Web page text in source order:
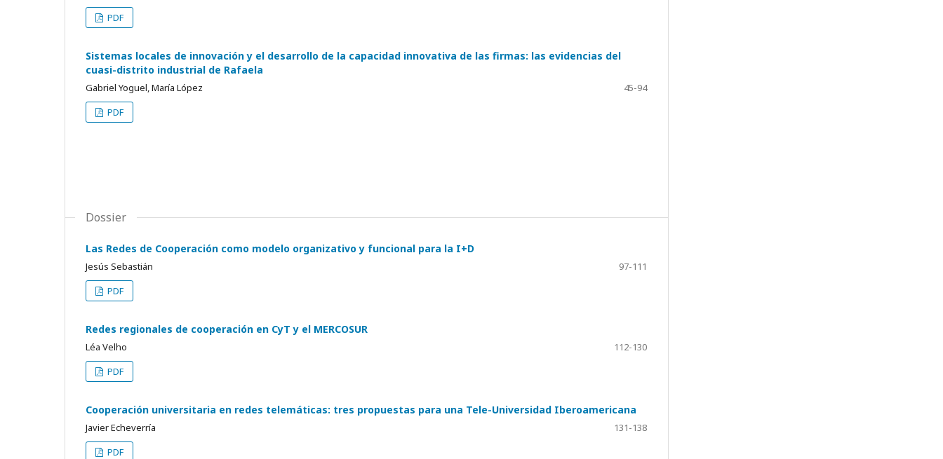
PDF
Sistemas locales de innovación y el desarrollo de la capacidad innovativa de las firmas: las evidencias del
cuasi-distrito industrial de Rafaela
Gabriel Yoguel, María López
45-94
PDF
Dossier
Las Redes de Cooperación como modelo organizativo y funcional para la I+D
Jesús Sebastián
97-111
PDF
Redes regionales de cooperación en CyT y el MERCOSUR
Léa Velho
112-130
PDF
Cooperación universitaria en redes telemáticas: tres propuestas para una Tele-Universidad Iberoamericana
Javier Echeverría
131-138
PDF